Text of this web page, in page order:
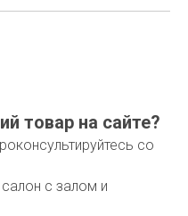
товар на сайте?
со
с залом и